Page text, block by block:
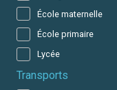
École maternelle
École primaire
Lycée
Transports